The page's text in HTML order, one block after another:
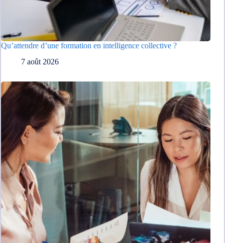
Qu’attendre d’une formation en intelligence collective ?
7 août 2026